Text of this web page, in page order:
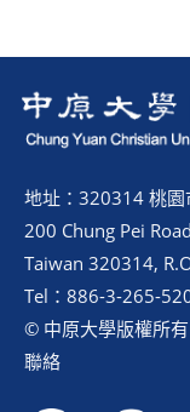
地址：320314 桃
200 Chung Pei
Taiwan 320314,
Tel：886-3-265-
© 中原大學版權所
聯絡